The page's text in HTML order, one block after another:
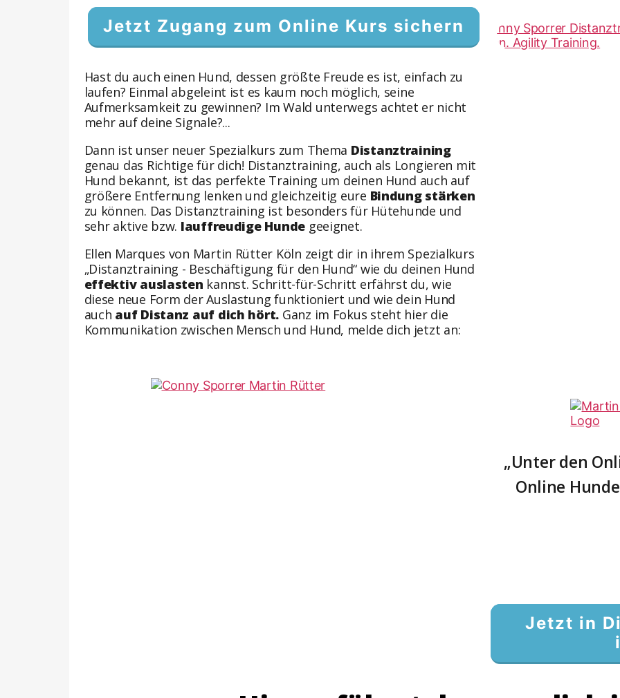
Jetzt Zugang zum Online Kurs sichern
Hast du auch einen Hund, dessen größte Freude es ist, einfach zu
laufen? Einmal abgeleint ist es kaum noch möglich, seine
Aufmerksamkeit zu gewinnen? Im Wald unterwegs achtet er nicht
mehr auf deine Signale?...
Dann ist unser neuer Spezialkurs zum Thema Distanztraining
genau das Richtige für dich! Distanztraining, auch als Longieren mit
Hund bekannt, ist das perfekte Training um deinen Hund auch auf
größere Entfernung lenken und gleichzeitig eure Bindung stärken
zu können. Das Distanztraining ist besonders für Hütehunde und
sehr aktive bzw. lauffreudige Hunde geeignet.
Ellen Marques von Martin Rütter Köln zeigt dir in ihrem Spezialkurs
„Distanztraining - Beschäftigung für den Hund“ wie du deinen Hund
effektiv auslasten kannst. Schritt-für-Schritt erfährst du, wie
diese neue Form der Auslastung funktioniert und wie dein Hund
auch auf Distanz auf dich hört. Ganz im Fokus steht hier die
Kommunikation zwischen Mensch und Hund, melde dich jetzt an:
„Unter den
Online
Jetzt in